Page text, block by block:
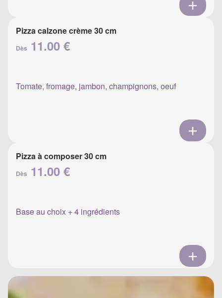
Pizza calzone crème 30 cm
Dès 11.00 €
Tomate, fromage, jambon, champignons, oeuf
Pizza à composer 30 cm
Dès 11.00 €
Base au choix + 4 ingrédients